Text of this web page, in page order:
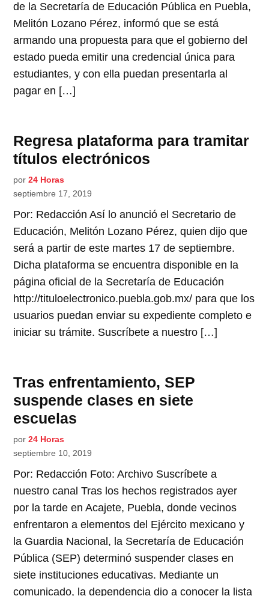
de la Secretaría de Educación Pública en Puebla,
Melitón Lozano Pérez, informó que se está
armando una propuesta para que el gobierno del
estado pueda emitir una credencial única para
estudiantes, y con ella puedan presentarla al
pagar en […]
Regresa plataforma para tramitar
títulos electrónicos
por 24 Horas
septiembre 17, 2019
Por: Redacción Así lo anunció el Secretario de
Educación, Melitón Lozano Pérez, quien dijo que
será a partir de este martes 17 de septiembre.
Dicha plataforma se encuentra disponible en la
página oficial de la Secretaría de Educación
http://tituloelectronico.puebla.gob.mx/ para que los
usuarios puedan enviar su expediente completo e
iniciar su trámite. Suscríbete a nuestro […]
Tras enfrentamiento, SEP
suspende clases en siete
escuelas
por 24 Horas
septiembre 10, 2019
Por: Redacción Foto: Archivo Suscríbete a
nuestro canal Tras los hechos registrados ayer
por la tarde en Acajete, Puebla, donde vecinos
enfrentaron a elementos del Ejército mexicano y
la Guardia Nacional, la Secretaría de Educación
Pública (SEP) determinó suspender clases en
siete instituciones educativas. Mediante un
comunicado, la dependencia dio a conocer la lista